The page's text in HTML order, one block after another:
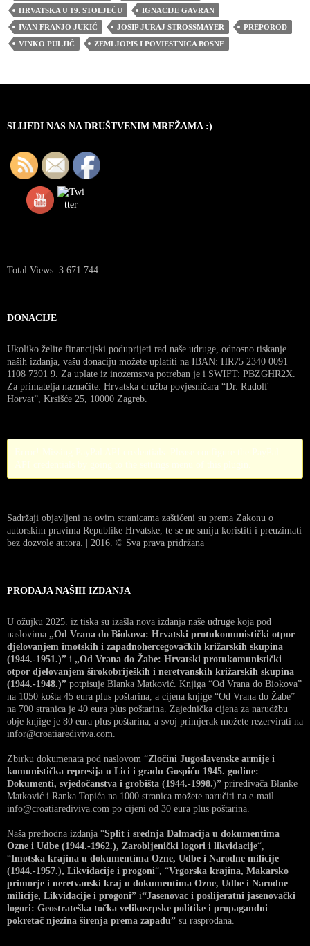
HRVATSKA U 19. STOLJEĆU
IGNACIJE GAVRAN
IVAN FRANJO JUKIĆ
JOSIP JURAJ STROSSMAYER
PREPOROD
VINKO PULJIĆ
ZEMLJOPIS I POVIESTNICA BOSNE
SLIJEDI NAS NA DRUŠTVENIM MREŽAMA :)
Total Views: 3.671.744
DONACIJE
Ukoliko želite financijski poduprijeti rad naše udruge, odnosno tiskanje
naših izdanja, vašu donaciju možete uplatiti na IBAN: HR75 2340 0091
1108 7391 9. Za uplate iz inozemstva potreban je i SWIFT: PBZGHR2X.
Za primatelja naznačite: Hrvatska družba povjesničara “Dr. Rudolf
Horvat”, Krsišće 25, 10000 Zagreb.
Sadržaji objavljeni na ovim stranicama zaštićeni su prema Zakonu o
autorskim pravima Republike Hrvatske, te se ne smiju koristiti i preuzimati
bez dozvole autora. | 2016. © Sva prava pridržana
PRODAJA NAŠIH IZDANJA
U ožujku 2025. iz tiska su izašla nova izdanja naše udruge koja pod
naslovima „Od Vrana do Biokova: Hrvatski protukomunistički otpor
djelovanjem imotskih i zapadnohercegovačkih križarskih skupina
(1944.-1951.)” i „Od Vrana do Žabe: Hrvatski protukomunistički
otpor djelovanjem širokobrijeških i neretvanskih križarskih skupina
(1944.-1948.)” potpisuje Blanka Matković. Knjiga “Od Vrana do Biokova”
na 1050 košta 45 eura plus poštarina, a cijena knjige “Od Vrana do Žabe”
na 700 stranica je 40 eura plus poštarina. Zajednička cijena za narudžbu
obje knjige je 80 eura plus poštarina, a svoj primjerak možete rezervirati na
infor@croatiarediviva.com.
Zbirku dokumenata pod naslovom “Zločini Jugoslavenske armije i
komunistička represija u Lici i gradu Gospiću 1945. godine:
Dokumenti, svjedočanstva i grobišta (1944.-1998.)” priređivača Blanke
Matković i Ranka Topića na 1000 stranica možete naručiti na e-mail
info@croatiarediviva.com po cijeni od 30 eura plus poštarina.
Naša prethodna izdanja “Split i srednja Dalmacija u dokumentima
Ozne i Udbe (1944.-1962.), Zarobljenički logori i likvidacije“,
“Imotska krajina u dokumentima Ozne, Udbe i Narodne milicije
(1944.-1957.), Likvidacije i progoni“, “Vrgorska krajina, Makarsko
primorje i neretvanski kraj u dokumentima Ozne, Udbe i Narodne
milicije, Likvidacije i progoni” i“Jasenovac i poslijeratni jasenovački
logori: Geostrateška točka velikosrpske politike i propagandni
pokretač njezina širenja prema zapadu” su rasprodana.